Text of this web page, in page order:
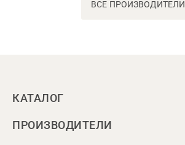
ВСЕ ПРОИЗВОДИТЕЛИ
КАТАЛОГ
ПРОИЗВОДИТЕЛИ